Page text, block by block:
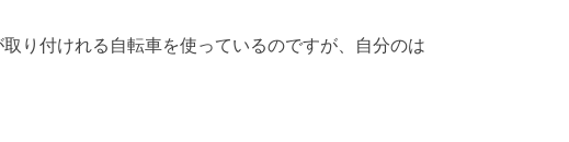
り付けれる自転車を使っているのですが、自分のは